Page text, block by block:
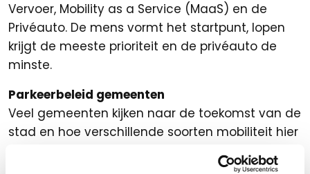
Vervoer, Mobility as a Service (MaaS) en de
Privéauto. De mens vormt het startpunt, lopen
krijgt de meeste prioriteit en de privéauto de
minste.
Parkeerbeleid gemeenten
Veel gemeenten kijken naar de toekomst van de
stad en hoe verschillende soorten mobiliteit hier
een plek in krijgen. Daarbij ligt de focus vaak op
het realiseren van een aantrekkelijke, gezonde